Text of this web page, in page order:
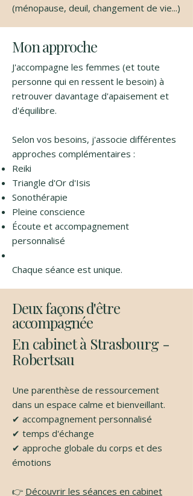
(ménopause, deuil, changement de vie...)
Mon approche
J'accompagne les femmes (et toute
personne qui en ressent le besoin) à
retrouver davantage d'apaisement et
d'équilibre.
Selon vos besoins, j'associe différentes
approches complémentaires :
Reiki
Triangle d'Or d'Isis
Sonothérapie
Pleine conscience
Écoute et accompagnement
personnalisé
Chaque séance est unique.
Deux façons d'être
accompagnée
En cabinet à Strasbourg -
Robertsau
Une parenthèse de ressourcement
dans un espace calme et bienveillant.
✔ accompagnement personnalisé
✔ temps d'échange
✔ approche globale du corps et des
émotions
👉 Découvrir les séances en cabinet